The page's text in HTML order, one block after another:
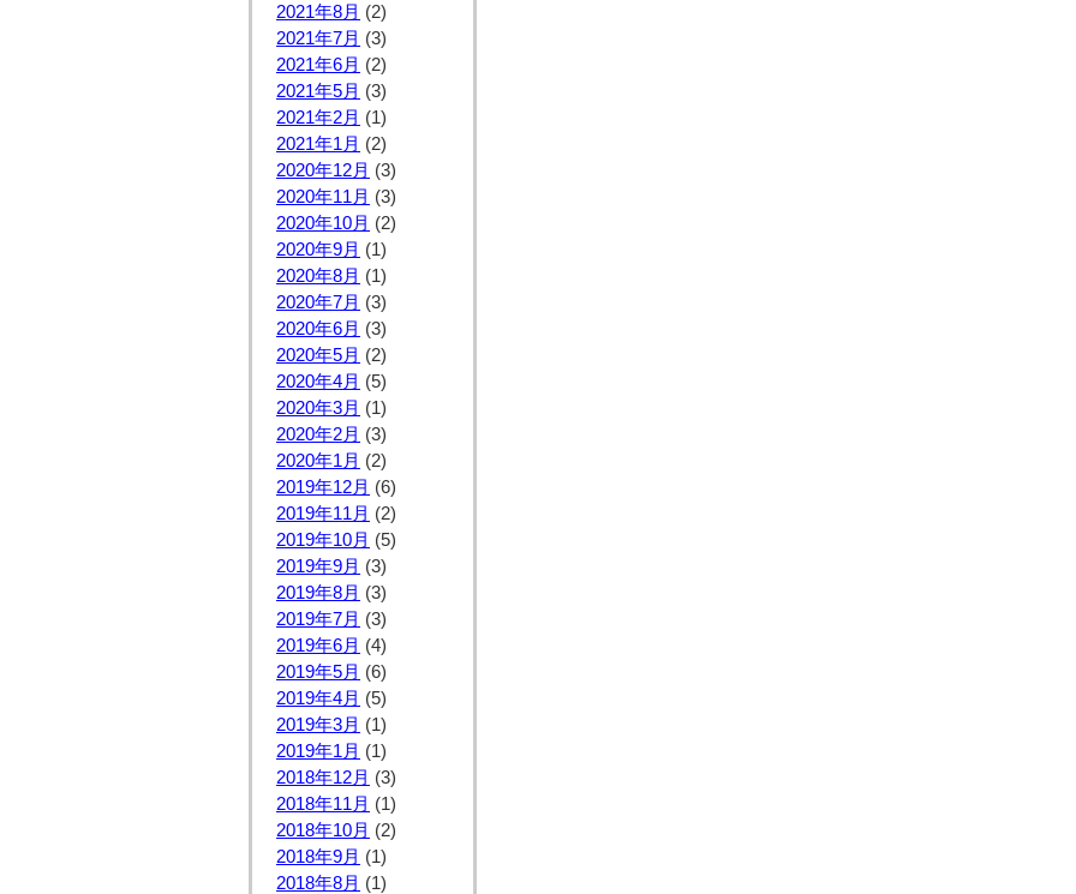
2021年8月 (2)
2021年7月 (3)
2021年6月 (2)
2021年5月 (3)
2021年2月 (1)
2021年1月 (2)
2020年12月 (3)
2020年11月 (3)
2020年10月 (2)
2020年9月 (1)
2020年8月 (1)
2020年7月 (3)
2020年6月 (3)
2020年5月 (2)
2020年4月 (5)
2020年3月 (1)
2020年2月 (3)
2020年1月 (2)
2019年12月 (6)
2019年11月 (2)
2019年10月 (5)
2019年9月 (3)
2019年8月 (3)
2019年7月 (3)
2019年6月 (4)
2019年5月 (6)
2019年4月 (5)
2019年3月 (1)
2019年1月 (1)
2018年12月 (3)
2018年11月 (1)
2018年10月 (2)
2018年9月 (1)
2018年8月 (1)